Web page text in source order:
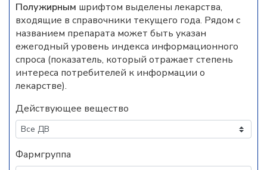
Полужирным шрифтом выделены лекарства,
входящие в справочники текущего года. Рядом с
названием препарата может быть указан
ежегодный уровень индекса информационного
спроса (показатель, который отражает степень
интереса потребителей к информации о
лекарстве).
Действующее вещество
Фармгруппа